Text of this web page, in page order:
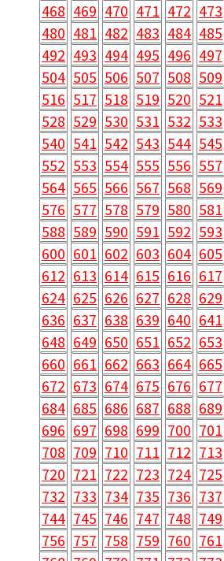
468 469 470 471 472 473
480 481 482 483 484 485
492 493 494 495 496 497
504 505 506 507 508 509
516 517 518 519 520 521
528 529 530 531 532 533
540 541 542 543 544 545
552 553 554 555 556 557
564 565 566 567 568 569
576 577 578 579 580 581
588 589 590 591 592 593
600 601 602 603 604 605
612 613 614 615 616 617
624 625 626 627 628 629
636 637 638 639 640 641
648 649 650 651 652 653
660 661 662 663 664 665
672 673 674 675 676 677
684 685 686 687 688 689
696 697 698 699 700 701
708 709 710 711 712 713
720 721 722 723 724 725
732 733 734 735 736 737
744 745 746 747 748 749
756 757 758 759 760 761